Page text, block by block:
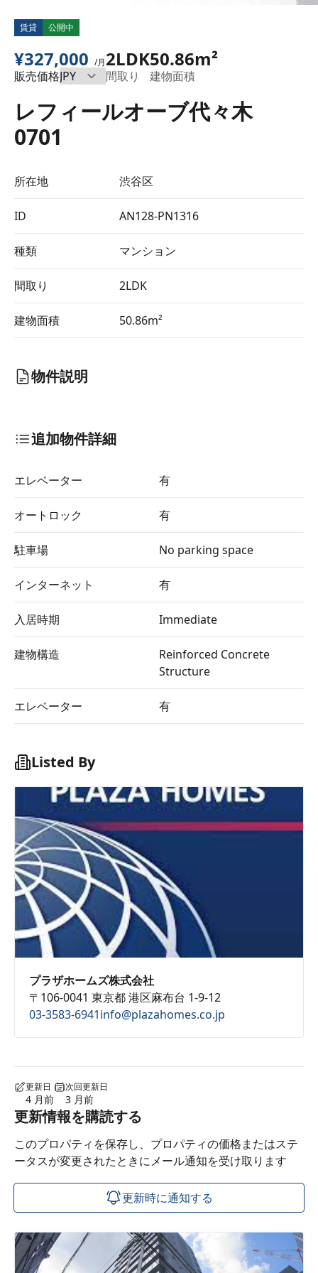
賃貸 公開中
¥327,000 /月
販売価格
2LDK
間取り
50.86m²
建物面積
レフィールオーブ代々木
0701
所在地 渋谷区
ID AN128-PN1316
種類 マンション
間取り 2LDK
建物面積 50.86m²
物件説明
追加物件詳細
エレベーター 有
オートロック 有
駐車場 No parking space
インターネット 有
入居時期 Immediate
建物構造
Reinforced Concrete
Structure
エレベーター 有
Listed By
プラザホームズ株式会社
〒106-0041 東京都 港区麻布台 1-9-12
03-3583-6941info@plazahomes.co.jp
更新日
4 月前
次回更新日
3 月前
更新情報を購読する
このプロパティを保存し、プロパティの価格またはステ
ータスが変更されたときにメール通知を受け取ります
更新時に通知する